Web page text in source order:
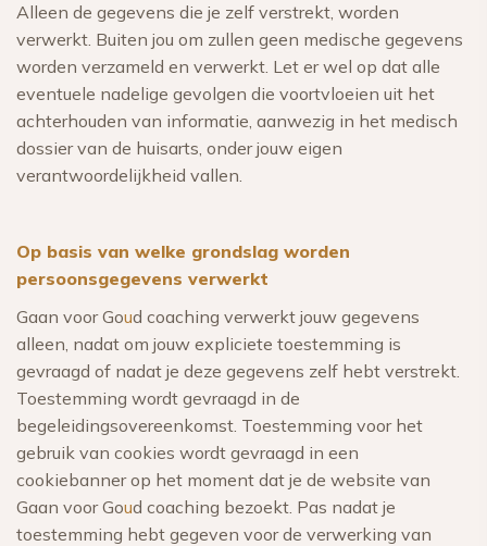
Alleen de gegevens die je zelf verstrekt, worden
verwerkt. Buiten jou om zullen geen medische gegevens
worden verzameld en verwerkt. Let er wel op dat alle
eventuele nadelige gevolgen die voortvloeien uit het
achterhouden van informatie, aanwezig in het medisch
dossier van de huisarts, onder jouw eigen
verantwoordelijkheid vallen.
Op basis van welke grondslag worden
persoonsgegevens verwerkt
Gaan voor Goud coaching verwerkt jouw gegevens
alleen, nadat om jouw expliciete toestemming is
gevraagd of nadat je deze gegevens zelf hebt verstrekt.
Toestemming wordt gevraagd in de
begeleidingsovereenkomst. Toestemming voor het
gebruik van cookies wordt gevraagd in een
cookiebanner op het moment dat je de website van
Gaan voor Goud coaching bezoekt. Pas nadat je
toestemming hebt gegeven voor de verwerking van